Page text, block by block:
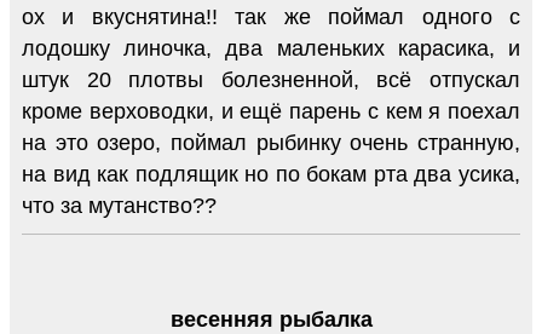
ох и вкуснятина!! так же поймал одного с
лодошку линочка, два маленьких карасика, и
штук 20 плотвы болезненной, всё отпускал
кроме верховодки, и ещё парень с кем я поехал
на это озеро, поймал рыбинку очень странную,
на вид как подлящик но по бокам рта два усика,
что за мутанство??
весенняя рыбалка